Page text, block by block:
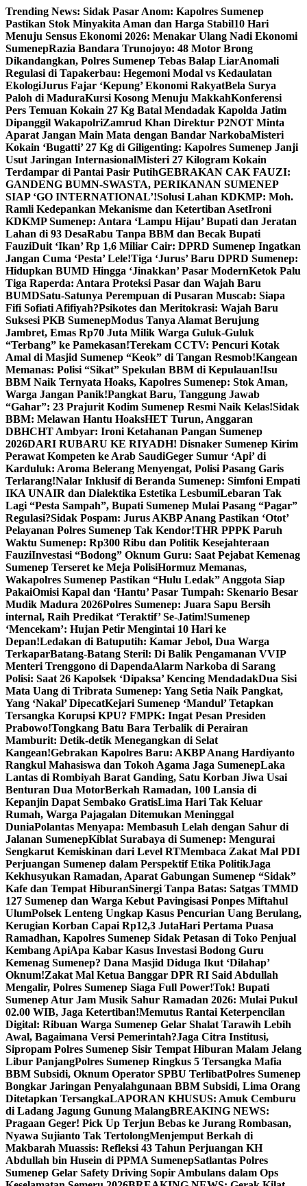
Skip
to
content
Trending News: Sidak Pasar Anom: Kapolres Sumenep
Pastikan Stok Minyakita Aman dan Harga Stabil10 Hari
Menuju Sensus Ekonomi 2026: Menakar Ulang Nadi Ekonomi
SumenepRazia Bandara Trunojoyo: 48 Motor Brong
Dikandangkan, Polres Sumenep Tebas Balap LiarAnomali
Regulasi di Tapakerbau: Hegemoni Modal vs Kedaulatan
EkologiJurus Fajar ‘Kepung’ Ekonomi RakyatBela Surya
Paloh di MaduraKursi Kosong Menuju MakkahKonferensi
Pers Temuan Kokain 27 Kg Batal Mendadak Kapolda Jatim
Dipanggil WakapolriZamrud Khan Direktur P2NOT Minta
Aparat Jangan Main Mata dengan Bandar NarkobaMisteri
Kokain ‘Bugatti’ 27 Kg di Giligenting: Kapolres Sumenep Janji
Usut Jaringan InternasionalMisteri 27 Kilogram Kokain
Terdampar di Pantai Pasir PutihGEBRAKAN CAK FAUZI:
GANDENG BUMN-SWASTA, PERIKANAN SUMENEP
SIAP ‘GO INTERNATIONAL’!Solusi Lahan KDKMP: Moh.
Ramli Kedepankan Mekanisme dan Ketertiban AsetIroni
KDKMP Sumenep: Antara ‘Lampu Hijau’ Bupati dan Jeratan
Lahan di 93 DesaRabu Tanpa BBM dan Becak Bupati
FauziDuit ‘Ikan’ Rp 1,6 Miliar Cair: DPRD Sumenep Ingatkan
Jangan Cuma ‘Pesta’ Lele!Tiga ‘Jurus’ Baru DPRD Sumenep:
Hidupkan BUMD Hingga ‘Jinakkan’ Pasar ModernKetok Palu
Tiga Raperda: Antara Proteksi Pasar dan Wajah Baru
BUMDSatu-Satunya Perempuan di Pusaran Muscab: Siapa
Fifi Sofiati Afifiyah?Psikotes dan Meritokrasi: Wajah Baru
Suksesi PKB SumenepModus Tanya Alamat Berujung
Jambret, Emas Rp70 Juta Milik Warga Guluk-Guluk
“Terbang” ke Pamekasan!Terekam CCTV: Pencuri Kotak
Amal di Masjid Sumenep “Keok” di Tangan Resmob!Kangean
Memanas: Polisi “Sikat” Spekulan BBM di Kepulauan!Isu
BBM Naik Ternyata Hoaks, Kapolres Sumenep: Stok Aman,
Warga Jangan Panik!Pangkat Baru, Tanggung Jawab
“Gahar”: 23 Prajurit Kodim Sumenep Resmi Naik Kelas!Sidak
BBM: Melawan Hantu HoaksHET Turun, Anggaran
DBHCHT Ambyar: Ironi Ketahanan Pangan Sumenep
2026DARI RUBARU KE RIYADH! Disnaker Sumenep Kirim
Perawat Kompeten ke Arab SaudiGeger Sumur ‘Api’ di
Karduluk: Aroma Belerang Menyengat, Polisi Pasang Garis
Terlarang!Nalar Inklusif di Beranda Sumenep: Simfoni Empati
IKA UNAIR dan Dialektika Estetika LesbumiLebaran Tak
Lagi “Pesta Sampah”, Bupati Sumenep Mulai Pasang “Pagar”
Regulasi?Sidak Pospam: Jurus AKBP Anang Pastikan ‘Otot’
Pelayanan Polres Sumenep Tak Kendor!THR PPPK Paruh
Waktu Sumenep: Rp300 Ribu dan Politik Kesejahteraan
FauziInvestasi “Bodong” Oknum Guru: Saat Pejabat Kemenag
Sumenep Terseret ke Meja PolisiHormuz Memanas,
Wakapolres Sumenep Pastikan “Hulu Ledak” Anggota Siap
PakaiOmisi Kapal dan ‘Hantu’ Pasar Tumpah: Skenario Besar
Mudik Madura 2026Polres Sumenep: Juara Sapu Bersih
internal, Raih Predikat ‘Teraktif’ Se-Jatim!Sumenep
‘Mencekam’: Hujan Petir Mengintai 10 Hari ke
Depan!Ledakan di Batuputih: Kamar Jebol, Dua Warga
TerkaparBatang-Batang Steril: Di Balik Pengamanan VVIP
Menteri Trenggono di DapendaAlarm Narkoba di Sarang
Polisi: Saat 26 Kapolsek ‘Dipaksa’ Kencing MendadakDua Sisi
Mata Uang di Tribrata Sumenep: Yang Setia Naik Pangkat,
Yang ‘Nakal’ DipecatKejari Sumenep ‘Mandul’ Tetapkan
Tersangka Korupsi KPU? FMPK: Ingat Pesan Presiden
Prabowo!Tongkang Batu Bara Terbalik di Perairan
Mamburit: Detik-detik Menegangkan di Selat
Kangean!Gebrakan Kapolres Baru: AKBP Anang Hardiyanto
Rangkul Mahasiswa dan Tokoh Agama Jaga SumenepLaka
Lantas di Rombiyah Barat Ganding, Satu Korban Jiwa Usai
Benturan Dua MotorBerkah Ramadan, 100 Lansia di
Kepanjin Dapat Sembako GratisLima Hari Tak Keluar
Rumah, Warga Pajagalan Ditemukan Meninggal
DuniaPolantas Menyapa: Membasuh Lelah dengan Sahur di
Jalanan SumenepKiblat Surabaya di Sumenep: Mengurai
Sengkarut Kemiskinan dari Level RTMembaca Zakat Mal PDI
Perjuangan Sumenep dalam Perspektif Etika PolitikJaga
Kekhusyukan Ramadan, Aparat Gabungan Sumenep “Sidak”
Kafe dan Tempat HiburanSinergi Tanpa Batas: Satgas TMMD
127 Sumenep dan Warga Kebut Pavingisasi Ponpes Miftahul
UlumPolsek Lenteng Ungkap Kasus Pencurian Uang Berulang,
Kerugian Korban Capai Rp12,3 JutaHari Pertama Puasa
Ramadhan, Kapolres Sumenep Sidak Petasan di Toko Penjual
Kembang ApiApa Kabar Kasus Investasi Bodong Guru
Kemenag Sumenep? Dana Masjid Diduga Ikut ‘Dilahap’
Oknum!Zakat Mal Ketua Banggar DPR RI Said Abdullah
Mengalir, Polres Sumenep Siaga Full Power!Tok! Bupati
Sumenep Atur Jam Musik Sahur Ramadan 2026: Mulai Pukul
02.00 WIB, Jaga Ketertiban!Memutus Rantai Keterpencilan
Digital: Ribuan Warga Sumenep Gelar Shalat Tarawih Lebih
Awal, Bagaimana Versi Pemerintah?Jaga Citra Institusi,
Sipropam Polres Sumenep Sisir Tempat Hiburan Malam Jelang
Libur PanjangPolres Sumenep Ringkus 5 Tersangka Mafia
BBM Subsidi, Oknum Operator SPBU TerlibatPolres Sumenep
Bongkar Jaringan Penyalahgunaan BBM Subsidi, Lima Orang
Ditetapkan TersangkaLAPORAN KHUSUS: Amuk Cemburu
di Ladang Jagung Gunung MalangBREAKING NEWS:
Pragaan Geger! Pick Up Terjun Bebas ke Jurang Rombasan,
Nyawa Sujianto Tak TertolongMenjemput Berkah di
Makbarah Muassis: Refleksi 43 Tahun Perjuangan KH
Abdullah bin Husein di PPMA SumenepSatlantas Polres
Sumenep Gelar Safety Driving Sopir Ambulans dalam Ops